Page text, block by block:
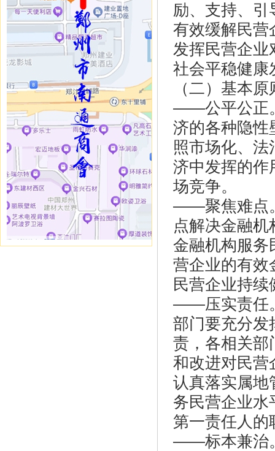
励、支持、引
有效缓解民营
发挥民营企业
社会平稳健康
（二）基本原
——公平公正
济的各种隐性
照市场化、
济中发挥的作
场竞争。
——聚焦难点
点解决金融机
金融机构服务
营企业的有效
民营企业持续
——压实责任
部门要充分发
责，各相关部
和改进对民营
认真落实属地
务民营企业水
第一责任人的
——标本兼治